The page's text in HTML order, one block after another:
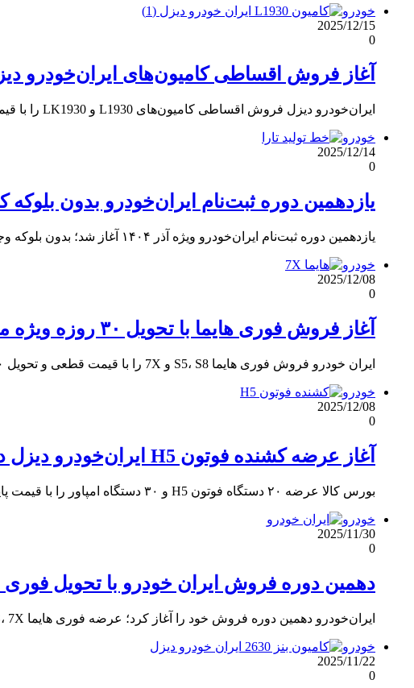
خودرو
2025/12/15
0
آغاز فروش اقساطی کامیون‌های ایران‌خودرو دیزل
ایران‌خودرو دیزل فروش اقساطی کامیون‌های L1930 و LK1930 را با قیمت قطعی و تسهیلات ۲۰ میلیارد ریالی آغاز کرد.
خودرو
2025/12/14
0
یازدهمین دوره ثبت‌نام ایران‌خودرو بدون بلوکه
یازدهمین دوره ثبت‌نام ایران‌خودرو ویژه آذر ۱۴۰۴ آغاز شد؛ بدون بلوکه وجه و با عرضه فوری و پیش‌فروش.
خودرو
2025/12/08
0
آغاز فروش فوری هایما با تحویل ۳۰ روزه ویژه مادران [آذر 1404]
ایران خودرو فروش فوری هایما S5، S8 و 7X را با قیمت قطعی و تحویل ۳۰ روزه ویژه مادران آغاز…
خودرو
2025/12/08
0
آغاز عرضه کشنده فوتون H5 ایران‌خودرو دیزل در بورس کالا + جزئیات [آذر 1404]
بورس کالا عرضه ۲۰ دستگاه فوتون H5 و ۳۰ دستگاه امپاور را با قیمت پایه حدود ۷.۲ میلیارد آغاز کرد.
خودرو
2025/11/30
0
دهمین دوره فروش ایران خودرو با تحویل فوری
ایران‌خودرو دهمین دوره فروش خود را آغاز کرد؛ عرضه فوری هایما 8S، 7X و S5 پرو بدون نیاز به مسدودسازی…
خودرو
2025/11/22
0